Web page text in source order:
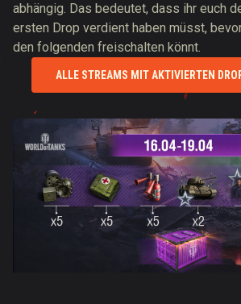
abhängig. Das bedeutet, dass ihr euch
ersten Drop verdient haben müsst,
den folgenden freischalten könnt.
ALLE STREAMS MIT AKTIVIERTEN